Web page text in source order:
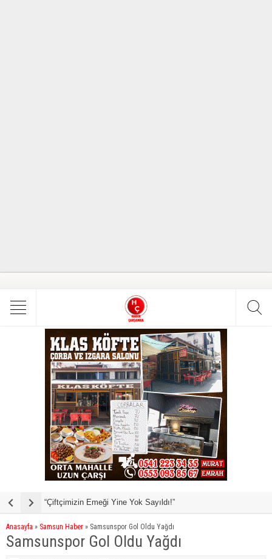
“Çiftçimizin Emeği Yine Yok Sayıldı!”
Büyükşehir İle Yaz Mevsimi Sporla İç İçe
Anasayfa » Samsun Haber » Samsunspor Gol Oldu Yağdı
Samsunspor Gol Oldu Yağdı